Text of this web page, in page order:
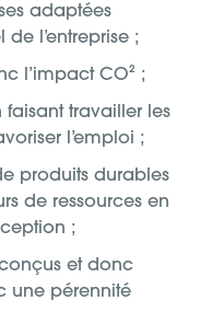
adaptées
l’entreprise ;
l’impact CO² ;
faisant travailler les
l’emploi ;
produits durables
de ressources en
;
et donc
une pérennité